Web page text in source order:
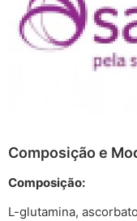
Composição e
Composição:
L-glutamina,